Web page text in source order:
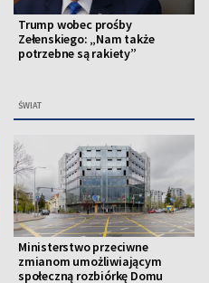
Trump wobec prośby
Zełenskiego: „Nam także
potrzebne są rakiety”
ŚWIAT
Ministerstwo przeciwne
zmianom umożliwiającym
społeczną rozbiórkę Domu